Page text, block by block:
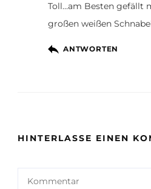
Toll…am Besten gefällt
großen weißen
ANTWORTEN
HINTERLASSE EINEN